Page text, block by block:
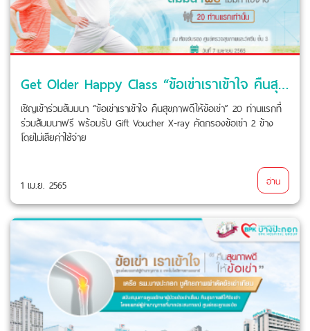
Get Older Happy Class “ข้อเข่าเราเข้าใจ คืนสุขภาพดีให้ข้อเข่า” (ฟรี ไม่มีค่าใช้จ่าย)
เชิญเข้าร่วมสัมมนา “ข้อเข่าเราเข้าใจ คืนสุขภาพดีให้ข้อเข่า” 20 ท่านแรกที่
ร่วมสัมมนาฟรี พร้อมรับ Gift Voucher X-ray คัดกรองข้อเข่า 2 ข้าง
โดยไม่เสียค่าใช้จ่าย
1 เม.ย. 2565 อ่าน